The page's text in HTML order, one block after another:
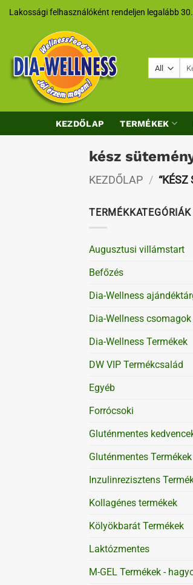
SkipLakossági felhasználóként rendeljen legalább
KEZDŐLAP TERMÉKEK
kész
KEZDŐLAP / “KÉSZ
TERMÉKKATEGÓRIÁK
Augusztusi villámstart
Befőzés
Dia-Wellness
Dia-Wellness csomagok
Dia-Wellness Termékek
DW VIP Termékcsalád
Egyéb
Forrócsoki
Gluténmentes
Gluténmentes Termékek
Inzulinrezisztens
Kollagénes termékek
Kölyökbarát Termékek
Laktózmentes
M-GEL Termékek -